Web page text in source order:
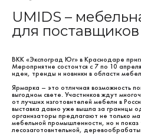
UMIDS –
для
ВКК «Экспоград Юг» в Краснодаре
Мероприятие состоится с 7 по 10
идеи, тренды и новинки в области
Ярмарка – это отличная возможность
выгодном свете. Участников ждут
от лучших изготовителей мебели в
выставка давно уже вышла за границы
организаторы предлагают не только
мебельной промышленности, но и показ
лесозаготовительной,